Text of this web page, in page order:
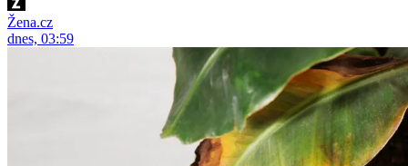
Žena.cz
dnes, 03:59